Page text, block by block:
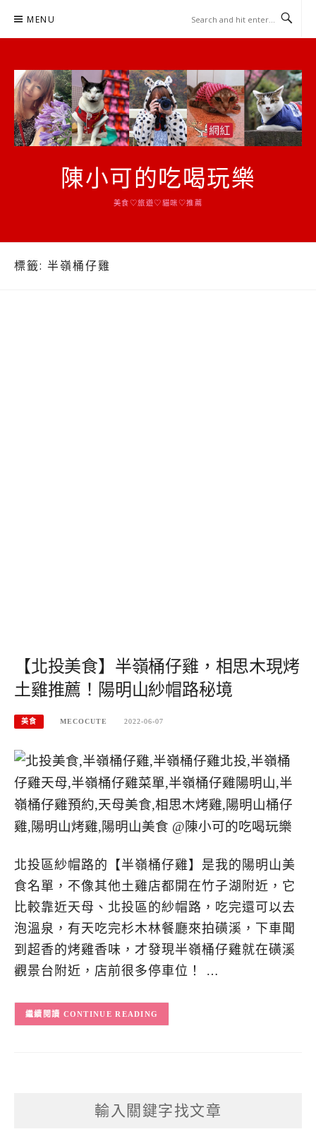
MENU
陳小可的吃喝玩樂
美食♡旅遊♡貓咪♡推薦
標籤: 半嶺桶仔雞
【北投美食】半嶺桶仔雞，相思木現烤
土雞推薦！陽明山紗帽路秘境
美食 MECOCUTE 2022-06-07
北投區紗帽路的【半嶺桶仔雞】是我的陽明山美
食名單，不像其他土雞店都開在竹子湖附近，它
比較靠近天母、北投區的紗帽路，吃完還可以去
泡溫泉，有天吃完杉木林餐廳來拍磺溪，下車聞
到超香的烤雞香味，才發現半嶺桶仔雞就在磺溪
觀景台附近，店前很多停車位！ …
CONTINUE READING
輸入關鍵字找文章